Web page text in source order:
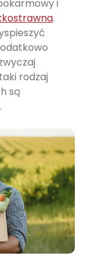
i
.
rodzaj
są